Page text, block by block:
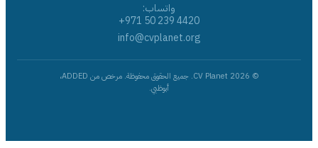
واتساب:
+971 50 239 4420
info@cvplanet.org
© 2026 CV Planet. جميع الحقوق محفوظة. مرخص من ADDED،
أبوظبي.